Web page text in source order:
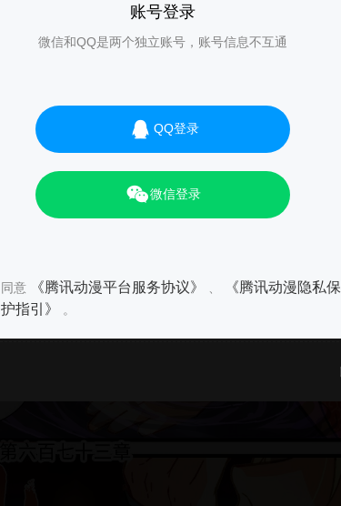
账号登录
微信和QQ是两个独立账号，账号信息不互通
QQ登录
微信登录
同意 《腾讯动漫平台服务协议》
《腾讯动漫隐私保
护指引》
。